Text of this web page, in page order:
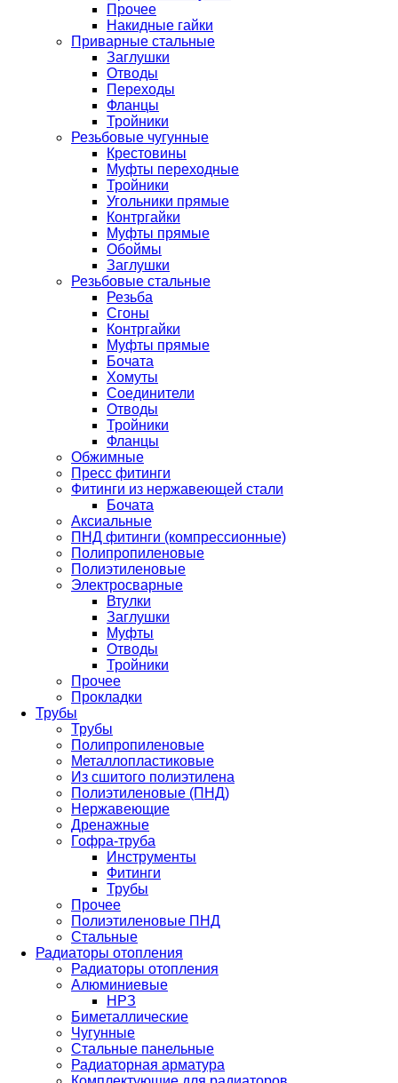
Прочее
Накидные гайки
Приварные стальные
Заглушки
Отводы
Переходы
Фланцы
Тройники
Резьбовые чугунные
Крестовины
Муфты переходные
Тройники
Угольники прямые
Контргайки
Муфты прямые
Обоймы
Заглушки
Резьбовые стальные
Резьба
Сгоны
Контргайки
Муфты прямые
Бочата
Хомуты
Соединители
Отводы
Тройники
Фланцы
Обжимные
Пресс фитинги
Фитинги из нержавеющей стали
Бочата
Аксиальные
ПНД фитинги (компрессионные)
Полипропиленовые
Полиэтиленовые
Электросварные
Втулки
Заглушки
Муфты
Отводы
Тройники
Прочее
Прокладки
Трубы
Трубы
Полипропиленовые
Металлопластиковые
Из сшитого полиэтилена
Полиэтиленовые (ПНД)
Нержавеющие
Дренажные
Гофра-труба
Инструменты
Фитинги
Трубы
Прочее
Полиэтиленовые ПНД
Стальные
Радиаторы отопления
Радиаторы отопления
Алюминиевые
НРЗ
Биметаллические
Чугунные
Стальные панельные
Радиаторная арматура